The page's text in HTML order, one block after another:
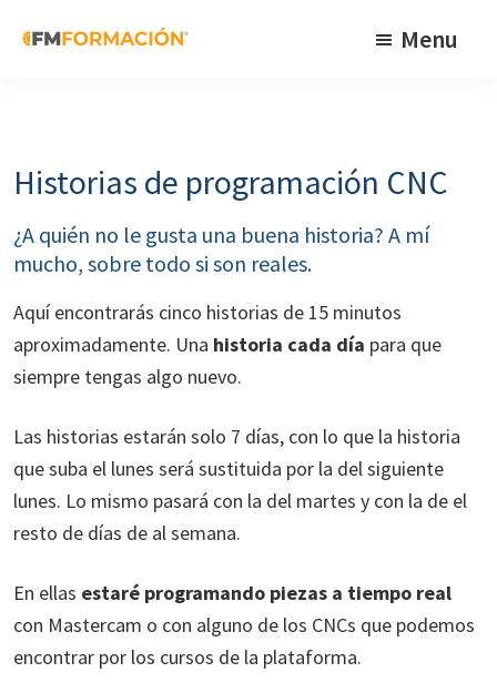
mecánica
Menu
Historias de programación CNC
¿A quién no le gusta una buena historia? A mí
mucho, sobre todo si son reales.
Aquí encontrarás cinco historias de 15 minutos
aproximadamente. Una historia cada día para que
siempre tengas algo nuevo.
Las historias estarán solo 7 días, con lo que la historia
que suba el lunes será sustituida por la del siguiente
lunes. Lo mismo pasará con la del martes y con la de el
resto de días de al semana.
En ellas estaré programando piezas a tiempo real
con Mastercam o con alguno de los CNCs que podemos
encontrar por los cursos de la plataforma.